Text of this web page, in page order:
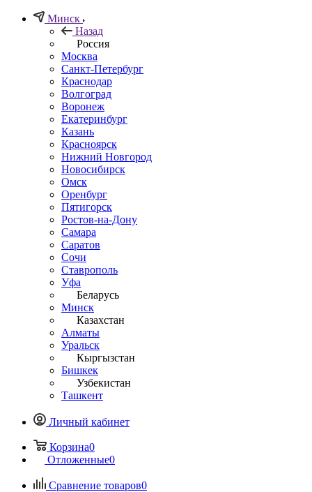
Минск
Назад
Россия
Москва
Санкт-Петербург
Краснодар
Волгоград
Воронеж
Екатеринбург
Казань
Красноярск
Нижний Новгород
Новосибирск
Омск
Оренбург
Пятигорск
Ростов-на-Дону
Самара
Саратов
Сочи
Ставрополь
Уфа
Беларусь
Минск
Казахстан
Алматы
Уральск
Кыргызстан
Бишкек
Узбекистан
Ташкент
Личный кабинет
Корзина0
Отложенные0
Сравнение товаров0